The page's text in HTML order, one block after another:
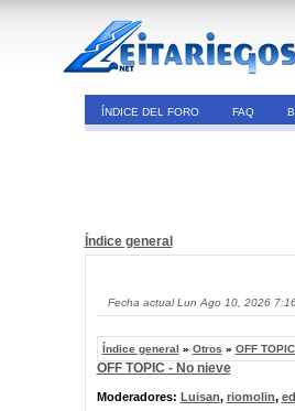
ÍNDICE DEL FORO FAQ
Índice general
Fecha actual Lun Ago 10, 2026
Índice general » Otros » OFF
OFF TOPIC - No nieve
Moderadores: Luisan, riomolin,